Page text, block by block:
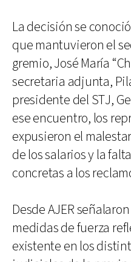
La decisión se
que mantuvieron el
gremio, José María
secretaria adjunta,
presidente del STJ,
ese encuentro, los
expusieron el
de los salarios y la
concretas a los
Desde AJER
medidas de fuerza
existente en los